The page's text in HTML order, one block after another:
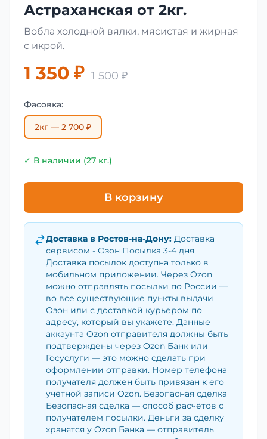
Астраханская от 2кг.
Вобла холодной вялки, мясистая и жирная
с икрой.
1 350 ₽ 1 500 ₽
Фасовка:
2кг — 2 700 ₽
✓ В наличии (27 кг.)
В корзину
Доставка в Ростов-на-Дону: Доставка
сервисом - Озон Посылка 3-4 дня
Доставка посылок доступна только в
мобильном приложении. Через Ozon
можно отправлять посылки по России —
во все существующие пункты выдачи
Озон или с доставкой курьером по
адресу, который вы укажете. Данные
аккаунта Ozon отправителя должны быть
подтверждены через Ozon Банк или
Госуслуги — это можно сделать при
оформлении отправки. Номер телефона
получателя должен быть привязан к его
учётной записи Ozon. Безопасная сделка
Безопасная сделка — способ расчётов с
получателем посылки. Деньги за сделку
хранятся у Ozon Банка — отправитель